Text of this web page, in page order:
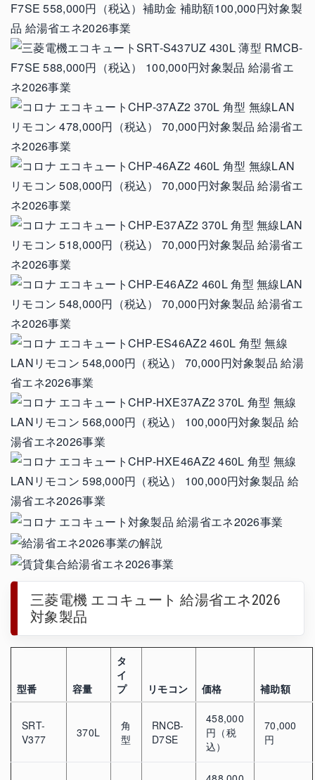
三菱電機 エコキュート 給湯省エネ2026
対象製品
型番 容量
タ
イ
プ
リモコン 価格 補助額
SRT-
V377
370L
角
型
RNCB-
D7SE
458,000
円（税
込）
70,000
円